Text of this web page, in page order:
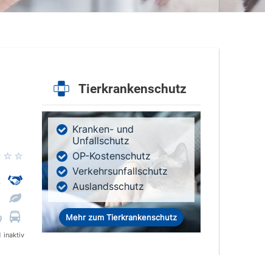
inaktiv
Tierkrankenschutz
Kranken- und
Unfallschutz
OP-Kostenschutz
Verkehrsunfallschutz
Auslandsschutz
Mehr zum Tierkrankenschutz